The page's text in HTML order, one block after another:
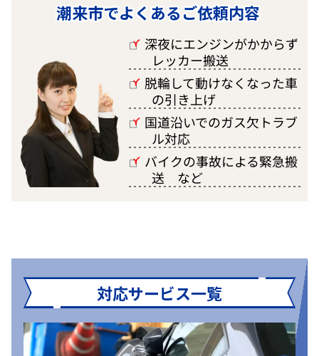
潮来市でよくあるご依頼内容
□
深夜にエンジンがかからず
レッカー搬送
□
脱輪して動けなくなった車
の引き上げ
□
国道沿いでのガス欠トラブ
ル対応
□
バイクの事故による緊急搬
送 など
対応サービス一覧